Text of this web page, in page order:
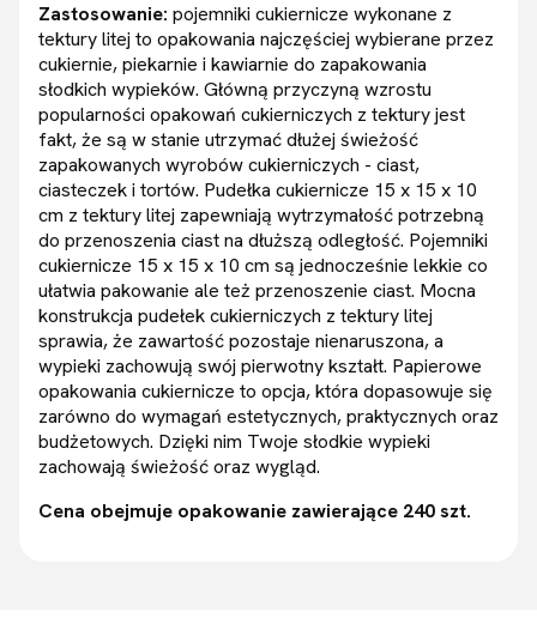
Zastosowanie: pojemniki cukiernicze wykonane z
tektury litej to opakowania najczęściej wybierane przez
cukiernie, piekarnie i kawiarnie do zapakowania
słodkich wypieków. Główną przyczyną wzrostu
popularności opakowań cukierniczych z tektury jest
fakt, że są w stanie utrzymać dłużej świeżość
zapakowanych wyrobów cukierniczych - ciast,
ciasteczek i tortów. Pudełka cukiernicze 15 x 15 x 10
cm z tektury litej zapewniają wytrzymałość potrzebną
do przenoszenia ciast na dłuższą odległość. Pojemniki
cukiernicze 15 x 15 x 10 cm są jednocześnie lekkie co
ułatwia pakowanie ale też przenoszenie ciast. Mocna
konstrukcja pudełek cukierniczych z tektury litej
sprawia, że zawartość pozostaje nienaruszona, a
wypieki zachowują swój pierwotny kształt. Papierowe
opakowania cukiernicze to opcja, która dopasowuje się
zarówno do wymagań estetycznych, praktycznych oraz
budżetowych. Dzięki nim Twoje słodkie wypieki
zachowają świeżość oraz wygląd.
Cena obejmuje opakowanie zawierające 240 szt.